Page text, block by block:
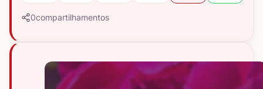
0compartilhamentos